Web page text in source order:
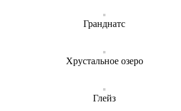
Гранднатс
Хрустальное озеро
Глейз